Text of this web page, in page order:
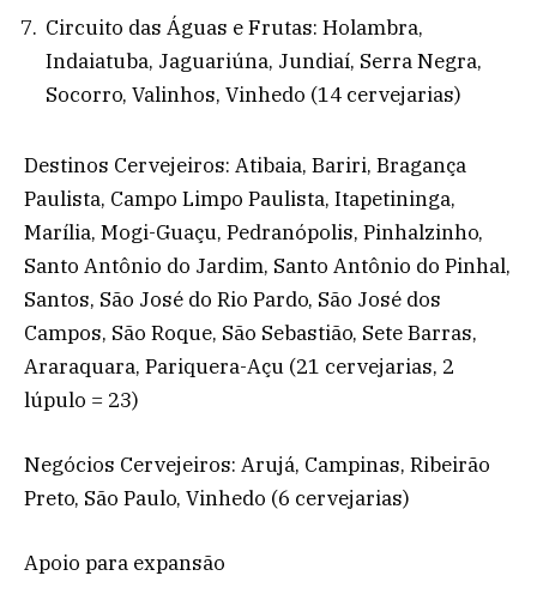
Circuito das Águas e Frutas: Holambra,
Indaiatuba, Jaguariúna, Jundiaí, Serra Negra,
Socorro, Valinhos, Vinhedo (14 cervejarias)
Destinos Cervejeiros: Atibaia, Bariri, Bragança
Paulista, Campo Limpo Paulista, Itapetininga,
Marília, Mogi-Guaçu, Pedranópolis, Pinhalzinho,
Santo Antônio do Jardim, Santo Antônio do Pinhal,
Santos, São José do Rio Pardo, São José dos
Campos, São Roque, São Sebastião, Sete Barras,
Araraquara, Pariquera-Açu (21 cervejarias, 2
lúpulo = 23)
Negócios Cervejeiros: Arujá, Campinas, Ribeirão
Preto, São Paulo, Vinhedo (6 cervejarias)
Apoio para expansão